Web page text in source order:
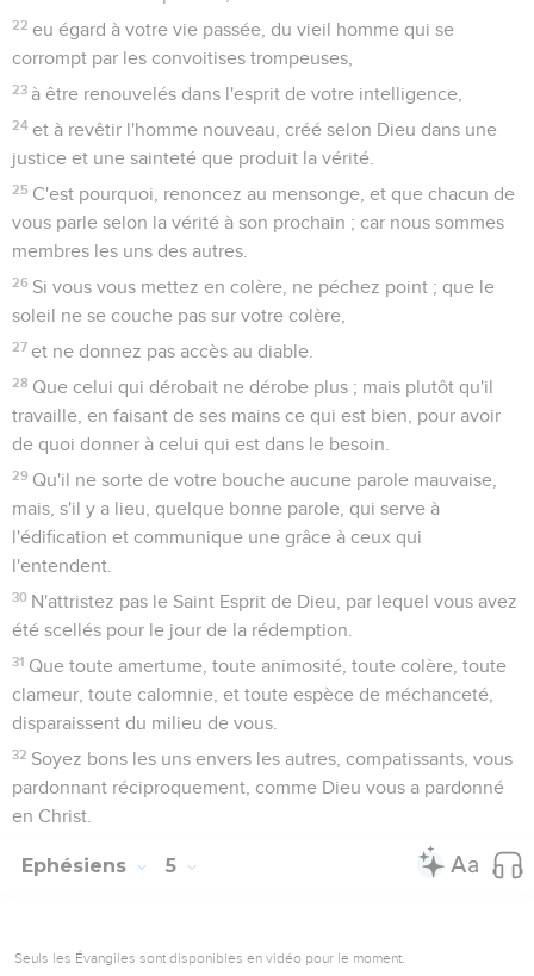
22 eu égard à votre vie passée, du vieil homme qui se
corrompt par les convoitises trompeuses,
23 à être renouvelés dans l'esprit de votre intelligence,
24 et à revêtir l'homme nouveau, créé selon Dieu dans une
justice et une sainteté que produit la vérité.
25 C'est pourquoi, renoncez au mensonge, et que chacun de
vous parle selon la vérité à son prochain ; car nous sommes
membres les uns des autres.
26 Si vous vous mettez en colère, ne péchez point ; que le
soleil ne se couche pas sur votre colère,
27 et ne donnez pas accès au diable.
28 Que celui qui dérobait ne dérobe plus ; mais plutôt qu'il
travaille, en faisant de ses mains ce qui est bien, pour avoir
de quoi donner à celui qui est dans le besoin.
29 Qu'il ne sorte de votre bouche aucune parole mauvaise,
mais, s'il y a lieu, quelque bonne parole, qui serve à
l'édification et communique une grâce à ceux qui
l'entendent.
30 N'attristez pas le Saint Esprit de Dieu, par lequel vous avez
été scellés pour le jour de la rédemption.
31 Que toute amertume, toute animosité, toute colère, toute
clameur, toute calomnie, et toute espèce de méchanceté,
disparaissent du milieu de vous.
32 Soyez bons les uns envers les autres, compatissants, vous
pardonnant réciproquement, comme Dieu vous a pardonné
en Christ.
Ephésiens 5
Seuls les Évangiles sont disponibles en vidéo pour le moment.